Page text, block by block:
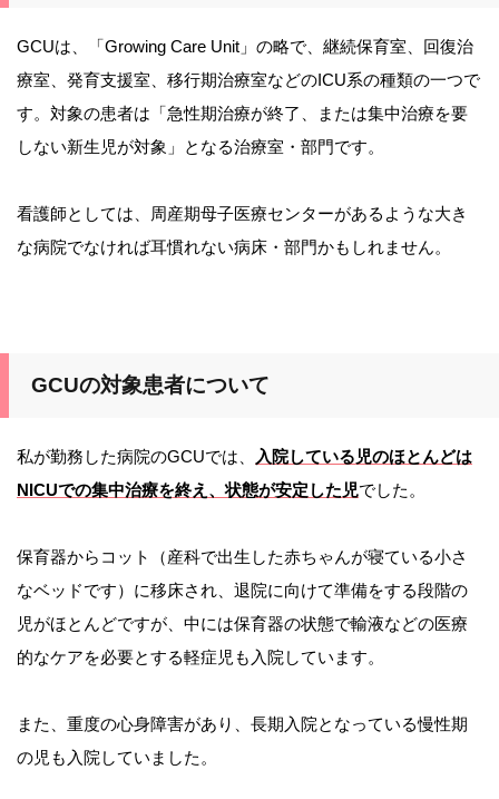
GCUは、「Growing Care Unit」の略で、継続保育室、回復治
療室、発育支援室、移行期治療室などのICU系の種類の一つで
す。対象の患者は「急性期治療が終了、または集中治療を要
しない新生児が対象」となる治療室・部門です。
看護師としては、周産期母子医療センターがあるような大き
な病院でなければ耳慣れない病床・部門かもしれません。
GCUの対象患者について
私が勤務した病院のGCUでは、
入院している児のほとんどは
NICUでの集中治療を終え、状態が安定した児でした。
保育器からコット（産科で出生した赤ちゃんが寝ている小さ
なベッドです）に移床され、退院に向けて準備をする段階の
児がほとんどですが、中には保育器の状態で輸液などの医療
的なケアを必要とする軽症児も入院しています。
また、重度の心身障害があり、長期入院となっている慢性期
の児も入院していました。